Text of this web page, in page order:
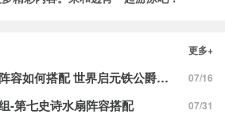
更多+
世界启元铁公爵技能阵容如何搭配 世界启元铁公爵技能阵容搭配合集 07/16
-第七史诗水扇阵容搭配 07/31